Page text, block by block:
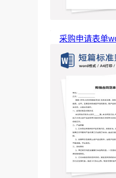
采购申请表单